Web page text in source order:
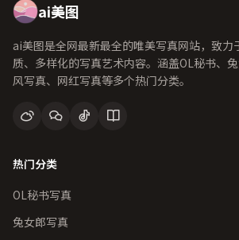
ai美图
ai美图是全网最新最全的唯美写真网站，致力
质、多样化的写真艺术内容。涵盖OL秘书、
风写真、网红写真等多个热门分类。
热门分类
OL秘书写真
兔女郎写真